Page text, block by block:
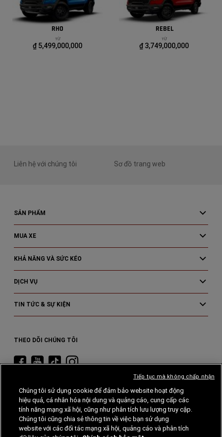
RHO
TỪ
₫ 5,499,000,000
REBEL
TỪ
₫ 3,749,000,000
Liên hệ với chúng tôi Sơ đồ trang web
SẢN PHẨM
MUA XE
KHẢ NĂNG VÀ SỨC KÉO
DỊCH VỤ
TIN TỨC & SỰ KIỆN
THEO DÕI CHÚNG TÔI
Truy
Ram
Facebook
Ram Quyền riêngtư Cookie
Khả năng tiếp cận
Chúng tôi sử dụng cookie để đảm bảo website hoạt động
hiệu quả, cá nhân hóa nội dung và quảng cáo, cung cấp các
tính năng mạng xã hội, cũng như phân tích lưu lượng truy cập.
Chúng tôi cũng chia sẻ thông tin về việc bạn sử dụng
website với các đối tác mạng xã hội, quảng cáo và phân tích
Tiếp tục mà không chấp nhận